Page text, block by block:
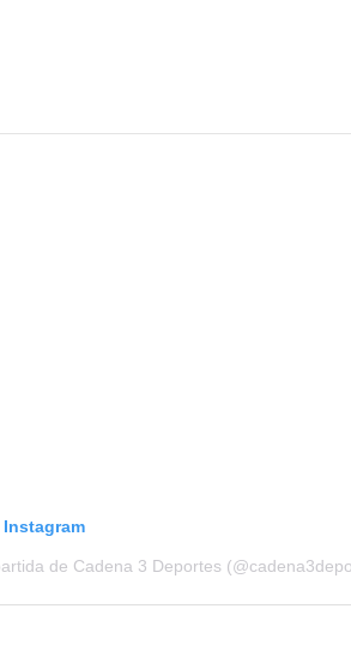
de Cadena 3 Deportes